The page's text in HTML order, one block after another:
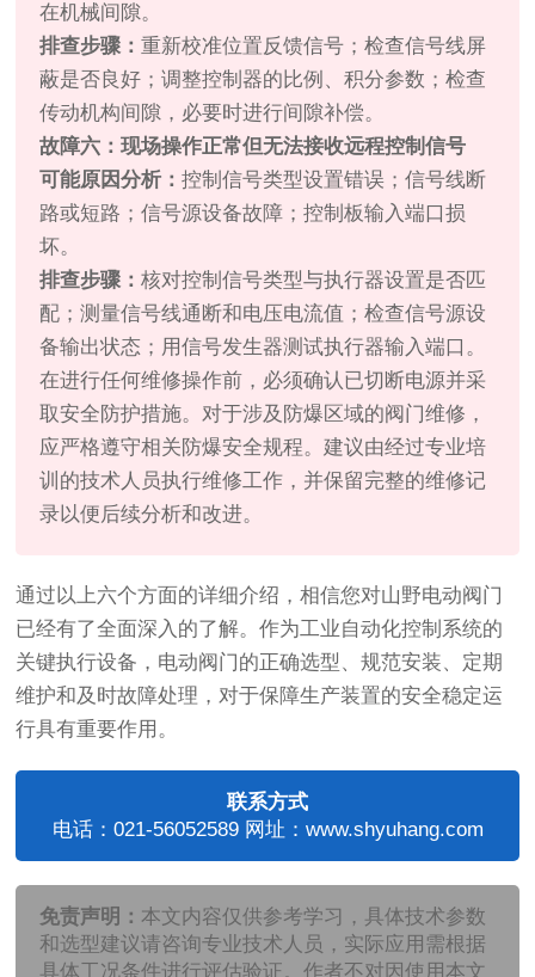
在机械间隙。
排查步骤：重新校准位置反馈信号；检查信号线屏
蔽是否良好；调整控制器的比例、积分参数；检查
传动机构间隙，必要时进行间隙补偿。
故障六：现场操作正常但无法接收远程控制信号
可能原因分析：控制信号类型设置错误；信号线断
路或短路；信号源设备故障；控制板输入端口损
坏。
排查步骤：核对控制信号类型与执行器设置是否匹
配；测量信号线通断和电压电流值；检查信号源设
备输出状态；用信号发生器测试执行器输入端口。
在进行任何维修操作前，必须确认已切断电源并采
取安全防护措施。对于涉及防爆区域的阀门维修，
应严格遵守相关防爆安全规程。建议由经过专业培
训的技术人员执行维修工作，并保留完整的维修记
录以便后续分析和改进。
通过以上六个方面的详细介绍，相信您对山野电动阀门
已经有了全面深入的了解。作为工业自动化控制系统的
关键执行设备，电动阀门的正确选型、规范安装、定期
维护和及时故障处理，对于保障生产装置的安全稳定运
行具有重要作用。
联系方式
电话：021-56052589 网址：www.shyuhang.com
免责声明： 本文内容仅供参考学习，具体技术参数
和选型建议请咨询专业技术人员，实际应用需根据
具体工况条件进行评估验证。作者不对因使用本文